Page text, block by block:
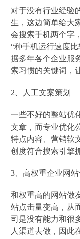
对于没有行业经验
生，这边简单给大
会搜索手机两个字
“种手机运行速度
据多年各个企业服
索习惯的关键词，
2、人工文案策划
一些不好的整站优
文章，而专业优化
特点内容、营销软
创度符合搜索引擎
3、高权重企业网
和权重高的网站做
站点击量变高，从
司是没有能力和很
人渠道去做，因此